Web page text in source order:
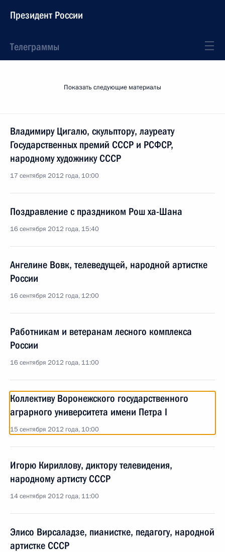
Президент России
Телеграммы
Показать следующие материалы
Владимиру Цигалю, скульптору, лауреату
Государственных премий СССР и РСФСР,
народному художнику СССР
17 сентября 2012 года, 10:00
Поздравление с праздником Рош ха-Шана
16 сентября 2012 года, 15:40
Ангелине Вовк, телеведущей, народной артистке
России
16 сентября 2012 года, 12:00
Работникам и ветеранам лесного комплекса
России
16 сентября 2012 года, 11:00
Коллективу Воронежского государственного
аграрного университета имени Петра I
15 сентября 2012 года, 10:00
Игорю Кириллову, диктору телевидения,
народному артисту СССР
14 сентября 2012 года, 11:00
Элисо Вирсаладзе, пианистке, педагогу, народной
артистке СССР